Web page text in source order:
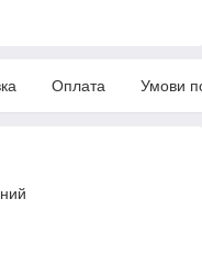
Оплата Умови